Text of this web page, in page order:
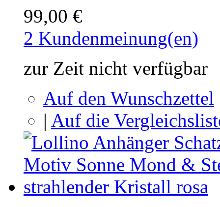
99,00 €
2 Kundenmeinung(en)
zur Zeit nicht verfügbar
Auf den Wunschzettel
| Auf die